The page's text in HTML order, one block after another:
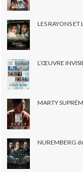
LES RAYONS
L’ŒUVRE
MARTY
NUREMBERG